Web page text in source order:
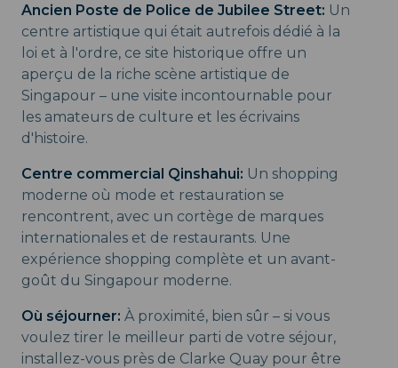
Ancien Poste de Police de Jubilee Street: Un
centre artistique qui était autrefois dédié à la
loi et à l'ordre, ce site historique offre un
aperçu de la riche scène artistique de
Singapour – une visite incontournable pour
les amateurs de culture et les écrivains
d'histoire.
Centre commercial Qinshahui: Un shopping
moderne où mode et restauration se
rencontrent, avec un cortège de marques
internationales et de restaurants. Une
expérience shopping complète et un avant-
goût du Singapour moderne.
Où séjourner: À proximité, bien sûr – si vous
voulez tirer le meilleur parti de votre séjour,
installez-vous près de Clarke Quay pour être